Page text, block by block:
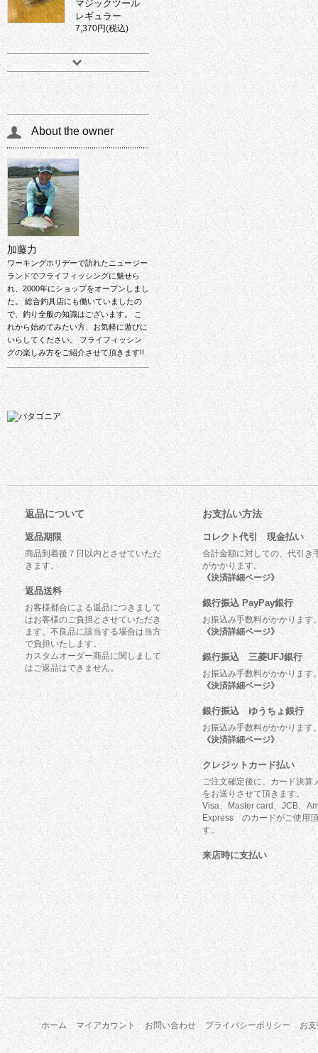
マジックツール
レギュラー
7,370円(税込)
About the owner
加藤力
ワーキングホリデーで訪れたニュージー
ランドでフライフィッシングに魅せら
れ、2000年にショップをオープンしまし
た。 総合釣具店にも働いていましたの
で、釣り全般の知識はございます。 こ
れから始めてみたい方、お気軽に遊びに
いらしてください。 フライフィッシン
グの楽しみ方をご紹介させて頂きます!!
返品について
返品期限
商品到着後７日以内とさせていただ
きます。
返品送料
お客様都合による返品につきまして
はお客様のご負担とさせていただき
ます。不良品に該当する場合は当方
で負担いたします。
カスタムオーダー商品に関しまして
はご返品はできません。
お支払い方法
コレクト代引 現金払い
合計金額に対しての、代引き
がかかります。
《決済詳細ページ》
銀行振込 PayPay銀行
お振込み手数料がかかります
《決済詳細ページ》
銀行振込 三菱UFJ銀行
お振込み手数料がかかります
《決済詳細ページ》
銀行振込 ゆうちょ銀行
お振込み手数料がかかります
《決済詳細ページ》
クレジットカード払い
ご注文確定後に、カード決算
をお送りさせて頂きます。
Visa、Master card、JCB、
Express のカードがご使用
す。
来店時に支払い
ホーム マイアカウント お問い合わせ プライバシーポリシー お